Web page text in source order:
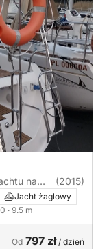
na
(2015)
Jacht żaglowy
· 9.5 m
Od 797 zł/ dzień